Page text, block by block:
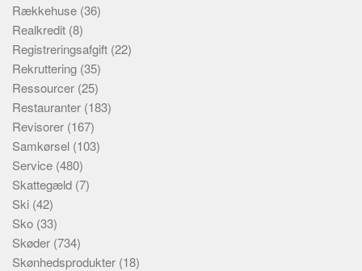
Rækkehuse (36)
Realkredit (8)
Registreringsafgift (22)
Rekruttering (35)
Ressourcer (25)
Restauranter (183)
Revisorer (167)
Samkørsel (103)
Service (480)
Skattegæld (7)
Ski (42)
Sko (33)
Skøder (734)
Skønhedsprodukter (18)